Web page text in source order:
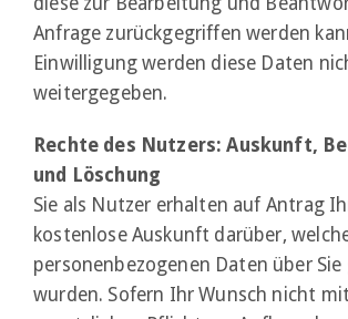
Anfrage zurückgegriffen werden
Einwilligung werden diese Daten
weitergegeben.
Rechte des Nutzers: Auskunft,
und Löschung
Sie als Nutzer erhalten auf Antrag
kostenlose Auskunft darüber,
personenbezogenen Daten über
wurden. Sofern Ihr Wunsch nicht